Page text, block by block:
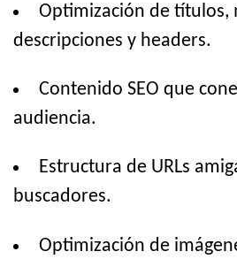
Optimización de títulos,
descripciones y headers.
Contenido SEO que
audiencia.
Estructura de URLs
buscadores.
Optimización de